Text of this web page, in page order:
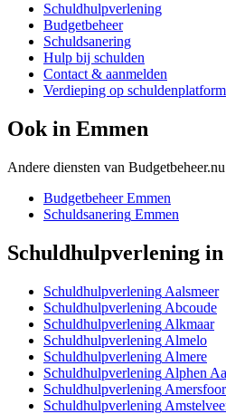
Schuldhulpverlening
Budgetbeheer
Schuldsanering
Hulp bij schulden
Contact & aanmelden
Verdieping op
Ook in Emmen
Andere diensten van
Budgetbeheer Emmen
Schuldsanering Emmen
Schuldhulpverlening in
Schuldhulpverlening Aalsmeer
Schuldhulpverlening Abcoude
Schuldhulpverlening Alkmaar
Schuldhulpverlening Almelo
Schuldhulpverlening Almere
Schuldhulpverlening Alphen
Schuldhulpverlening
Schuldhulpverlening